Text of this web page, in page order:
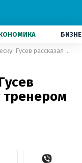
Конспекты Луческу: Гусев рассказал о работе с тренером Динамо
тренером